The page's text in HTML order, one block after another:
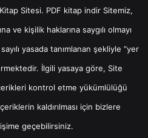
Sitesi. PDF kitap indirSitemiz,
ve kişilik haklarına saygılı olmayı
yasada tanımlanan şekliyle “yer
İlgili yasaya göre, Site
kontrol etme yükümlülüğü
kaldırılması için bizlere
geçebilirsiniz.